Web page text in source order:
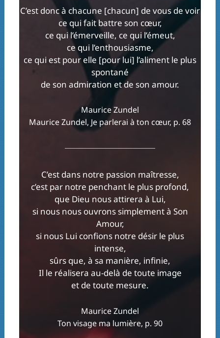
C’est donc à chacune [chacun] de vous de voir
ce qui fait battre son cœur,
ce qui l’émerveille, ce qui l’émeut,
ce qui l’enthousiasme,
ce qui est pour elle [pour lui] l’aliment le plus
spontané
de son admiration et de son amour.
Maurice Zundel
Maurice Zundel, Je parlerai à ton cœur, p. 68
C’est dans notre passion maîtresse,
c’est par notre penchant le plus profond,
que Dieu nous attirera à Lui,
si nous nous ouvrons simplement à Son
Amour,
si nous Lui confions notre désir le plus
intense,
sûrs que, à sa manière, infinie,
Il le réalisera au-delà de toute image
et de toute mesure.
Maurice Zundel
Ton visage ma lumière, p. 90